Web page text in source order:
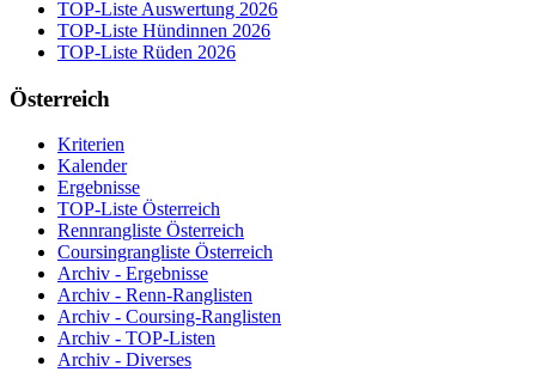
TOP-Liste Auswertung 2026
TOP-Liste Hündinnen 2026
TOP-Liste Rüden 2026
Österreich
Kriterien
Kalender
Ergebnisse
TOP-Liste Österreich
Rennrangliste Österreich
Coursingrangliste Österreich
Archiv - Ergebnisse
Archiv - Renn-Ranglisten
Archiv - Coursing-Ranglisten
Archiv - TOP-Listen
Archiv - Diverses